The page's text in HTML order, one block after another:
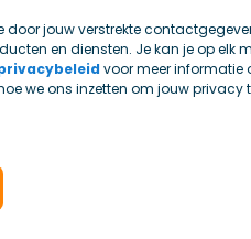
door jouw verstrekte
en diensten. Je kan je op elk
voor meer informatie
we ons inzetten om jouw privacy